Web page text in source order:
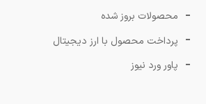
محصولات بروز شده
پرداخت محصول با ارز دیجیتال
پاور ورد نیوز